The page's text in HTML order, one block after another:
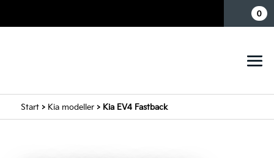
0
Start> Kia modeller> Kia EV4 Fastback